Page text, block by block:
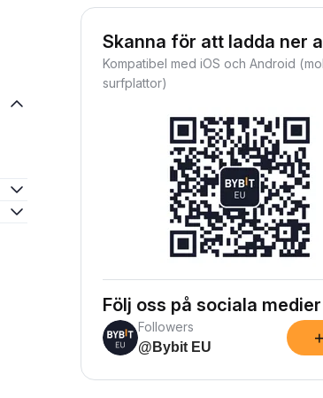
Skanna för att ladda ner
Kompatibel med iOS och Android
surfplattor)
Följ oss på sociala medier
Followers
@Bybit EU
+